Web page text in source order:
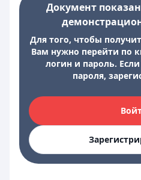
Документ
Для того, чтобы
Вам нужно перейти по
логин и пароль.
пароля,